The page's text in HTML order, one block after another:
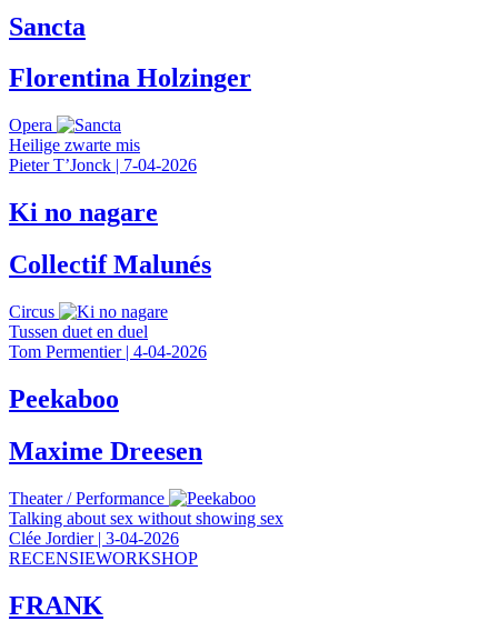
Sancta
Florentina Holzinger
Opera
Heilige zwarte mis
Pieter T’Jonck | 7-04-2026
Ki no nagare
Collectif Malunés
Circus
Tussen duet en duel
Tom Permentier| 4-04-2026
Peekaboo
Maxime Dreesen
Theater /Performance
Talking about sex without showing sex
Clée Jordier| 3-04-2026
RECENSIEWORKSHOP
FRANK